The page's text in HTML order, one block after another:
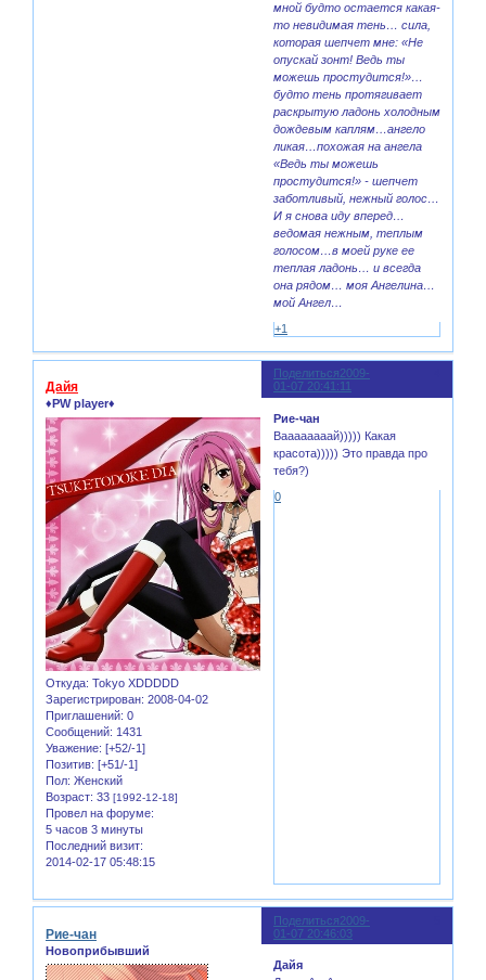
мной будто остается какая-
то невидимая тень… сила,
которая шепчет мне: «Не
опускай зонт! Ведь ты
можешь простудится!»…
будто тень протягивает
раскрытую ладонь холодным
дождевым каплям…ангело
ликая…похожая на ангела
«Ведь ты можешь
простудится!» - шепчет
заботливый, нежный голос…
И я снова иду вперед…
ведомая нежным, теплым
голосом…в моей руке ее
теплая ладонь… и всегда
она рядом… моя Ангелина…
мой Ангел…
+1
Поделиться2009-
01-07 20:41:11
Дайя
♦PW player♦
Откуда: Tokyo XDDDDD
Зарегистрирован: 2008-04-02
Приглашений: 0
Сообщений: 1431
Уважение: [+52/-1]
Позитив: [+51/-1]
Пол: Женский
Возраст: 33 [1992-12-18]
Провел на форуме:
5 часов 3 минуты
Последний визит:
2014-02-17 05:48:15
Рие-чан
Ваааааааай))))) Какая
красота))))) Это правда про
тебя?)
0
Поделиться2009-
01-07 20:46:03
Рие-чан
Новоприбывший
Дайя